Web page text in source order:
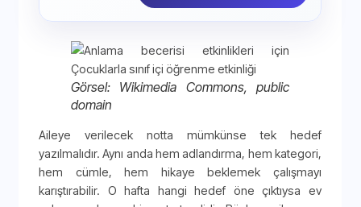
Görsel: Wikimedia Commons, public
domain
Aileye verilecek notta mümkünse tek hedef
yazılmalıdır. Aynı anda hem adlandırma, hem kategori,
hem cümle, hem hikaye beklemek çalışmayı
karıştırabilir. O hafta hangi hedef öne çıktıysa ev